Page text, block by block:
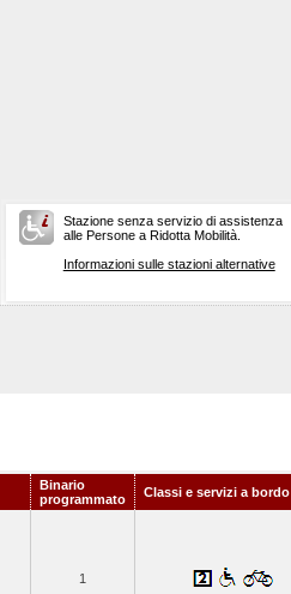
Stazione senza servizio di assistenza
alle Persone a Ridotta Mobilità.
Informazioni sulle stazioni alternative
Binario
programmato
Classi e servizi a bordo
1